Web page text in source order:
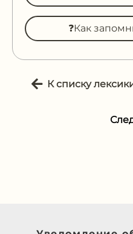
❓Как
К списку